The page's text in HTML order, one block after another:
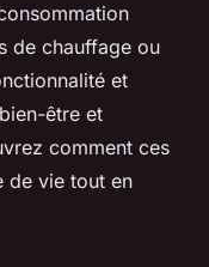
de chauffage ou
et
être et
comment ces
de vie tout en